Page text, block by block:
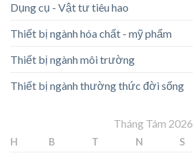
Dụng cụ - Vật tư tiêu hao
Thiết bị ngành hóa chất - mỹ phẩm
Thiết bị ngành môi trường
Thiết bị ngành thường thức đời sống
Tháng Tám 2026
H B T N S